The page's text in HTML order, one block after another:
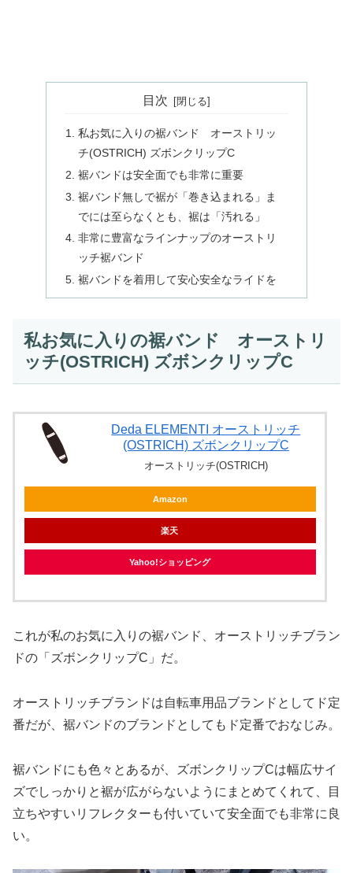
目次
私お気に入りの裾バンド オーストリッ
チ(OSTRICH) ズボンクリップC
裾バンドは安全面でも非常に重要
裾バンド無しで裾が「巻き込まれる」ま
でには至らなくとも、裾は「汚れる」
非常に豊富なラインナップのオーストリ
ッチ裾バンド
裾バンドを着用して安心安全なライドを
私お気に入りの裾バンド オーストリ
ッチ(OSTRICH) ズボンクリップC
Deda ELEMENTI オーストリッチ
(OSTRICH) ズボンクリップC
オーストリッチ(OSTRICH)
Amazon
楽天
Yahoo!ショッピング
これが私のお気に入りの裾バンド、オーストリッチブラン
ドの「ズボンクリップC」だ。
オーストリッチブランドは自転車用品ブランドとしてド定
番だが、裾バンドのブランドとしてもド定番でおなじみ。
裾バンドにも色々とあるが、ズボンクリップCは幅広サイ
ズでしっかりと裾が広がらないようにまとめてくれて、目
立ちやすいリフレクターも付いていて安全面でも非常に良
い。